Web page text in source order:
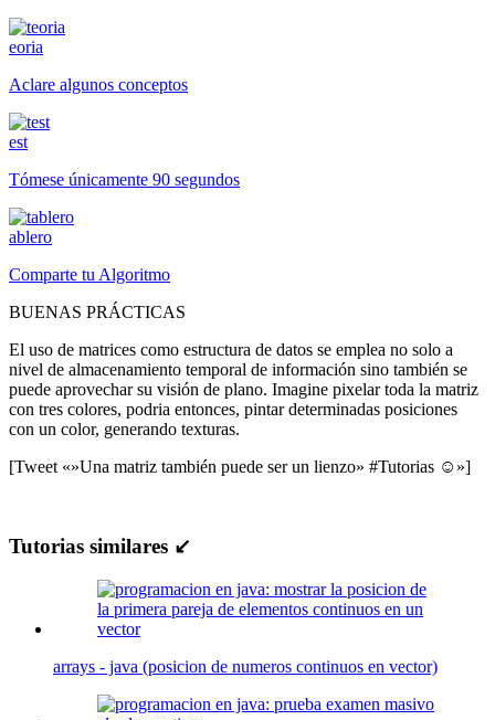
eoria
Aclare algunos conceptos
est
Tómese únicamente 90 segundos
ablero
Comparte tu Algoritmo
BUENAS PRÁCTICAS
El uso de matrices como estructura de datos se emplea no solo a
nivel de almacenamiento temporal de información sino también se
puede aprovechar su visión de plano. Imagine pixelar toda la matriz
con tres colores, podria entonces, pintar determinadas posiciones
con un color, generando texturas.
[Tweet «»Una matriz también puede ser un lienzo» #Tutorias ☺»]
Tutorias similares ↙
arrays - java (posicion de numeros continuos en vector)